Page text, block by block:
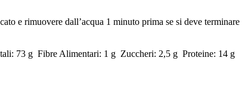
e rimuovere dall’acqua 1 minuto prima se si deve terminare
73 g Fibre Alimentari: 1 g Zuccheri: 2,5 g Proteine: 14 g